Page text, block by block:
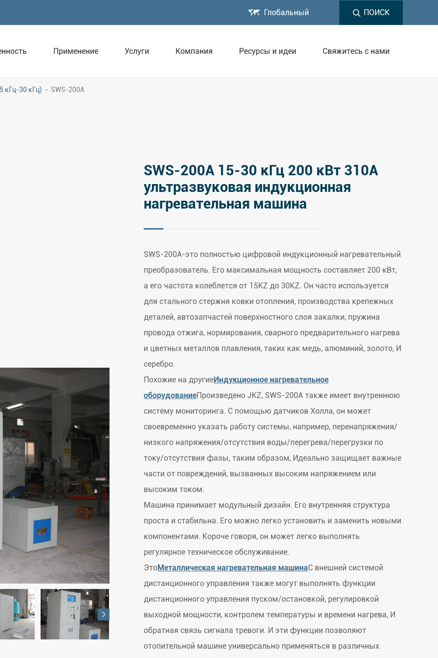
 Глобальный ПОИСК
Применение Услуги Компания Ресурсы и идеи Свяжитесь с нами
кГц-30 кГц) SWS-200A

SWS-200A 15-30 кГц 200 кВт 310A
ультразвуковая индукционная
нагревательная машина
SWS-200A-это полностью цифровой индукционный нагревательный
преобразователь. Его максимальная мощность составляет 200 кВт,
а его частота колеблется от 15KZ до 30KZ. Он часто используется
для стального стержня ковки отопления, производства крепежных
деталей, автозапчастей поверхностного слоя закалки, пружина
провода отжига, нормирования, сварного предварительного нагрева
и цветных металлов плавления, таких как медь, алюминий, золото, И
серебро.
Похожие на другиеИндукционное нагревательное
оборудованиеПроизведено JKZ, SWS-200A также имеет внутреннюю
систему мониторинга. С помощью датчиков Холла, он может
своевременно указать работу системы, например, перенапряжения/
низкого напряжения/отсутствия воды/перегрева/перегрузки по
току/отсутствия фазы, таким образом, Идеально защищает важные
части от повреждений, вызванных высоким напряжением или
высоким током.
Машина принимает модульный дизайн. Его внутренняя структура
проста и стабильна. Его можно легко установить и заменить новыми
компонентами. Короче говоря, он может легко выполнять
регулярное техническое обслуживание.
ЭтоМеталлическая нагревательная машинаС внешней системой
дистанционного управления также могут выполнять функции
дистанционного управления пуском/остановкой, регулировкой
выходной мощности, контролем температуры и времени нагрева, И
обратная связь сигнала тревоги. И эти функции позволяют
отопительной машине универсально применяться в различных